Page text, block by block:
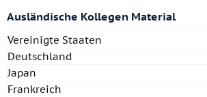
Ausländische Kollegen Material
Vereinigte Staaten
Deutschland
Japan
Frankreich